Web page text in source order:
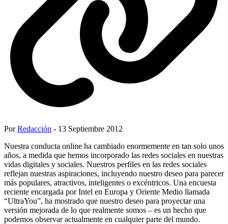
PorRedacción - 13 Septiembre 2012
Nuestra conducta online ha cambiado enormemente en tan solo unos
años, a medida que hemos incorporado las redes sociales en nuestras
vidas digitales y sociales. Nuestros perfiles en las redes sociales
reflejan nuestras aspiraciones, incluyendo nuestro deseo para parecer
más populares, atractivos, inteligentes o excéntricos. Una encuesta
reciente encargada por Intel en Europa y Oriente Medio llamada
“UltraYou”, ha mostrado que nuestro deseo para proyectar una
versión mejorada de lo que realmente somos – es un hecho que
podemos observar actualmente en cualquier parte del mundo.